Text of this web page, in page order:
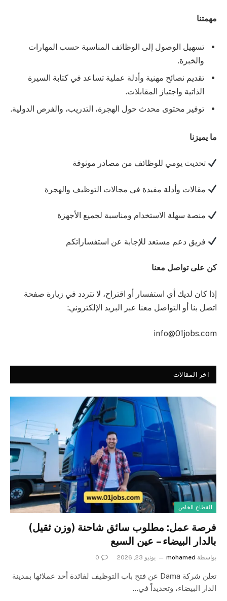
مهمتنا
تسهيل الوصول إلى الوظائف المناسبة حسب المهارات
والخبرة.
تقديم نصائح مهنية وأدلة عملية تساعد في كتابة السيرة
الذاتية واجتياز المقابلات.
توفير محتوى محدث حول الهجرة، التدريب، والفرص الدولية.
ما يميزنا
تحديث يومي للوظائف من مصادر موثوقة
مقالات وأدلة مفيدة في مجالات التوظيف والهجرة
منصة سهلة الاستخدام ومناسبة لجميع الأجهزة
فريق دعم مستعد للإجابة عن استفساراتكم
كن على تواصل معنا
إذا كان لديك أي استفسار أو اقتراح، لا تتردد في زيارة صفحة
اتصل بنا أو التواصل معنا عبر البريد الإلكتروني:
info@01jobs.com
اخر المقالات
القطاع الخاص
فرصة عمل: مطلوب سائق شاحنة (وزن ثقيل)
بالدار البيضاء – عين السبع
بواسطة mohamed يونيو 23, 2026 0
تعلن شركة Dama عن فتح باب التوظيف لفائدة أحد عملائها بمدينة
الدار البيضاء، وتحديداً في…